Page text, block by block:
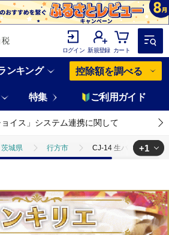
ログイン 新規登録 カート
ンキング 控除額を調べる
特集 ご利用ガイド
ョイス」システム連携に関して
茨城県 行方市 CJ-14 生パスタ （コン
+1